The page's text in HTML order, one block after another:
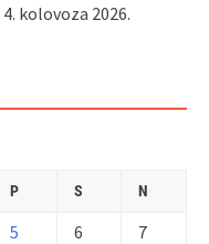
4. kolovoza 2026.
P S N
5 6
7